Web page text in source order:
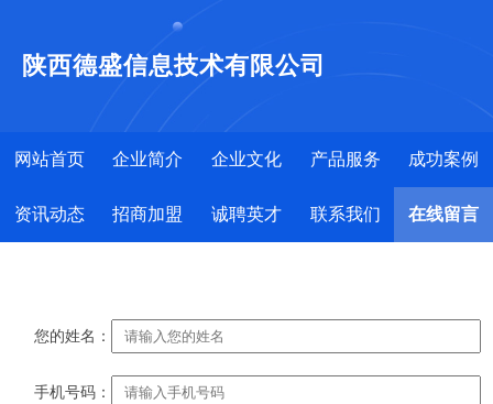
陕西德盛信息技术有限公司
网站首页 企业简介 企业文化 产品服务 成功案例
资讯动态 招商加盟 诚聘英才 联系我们 在线留言
您的姓名：
手机号码：